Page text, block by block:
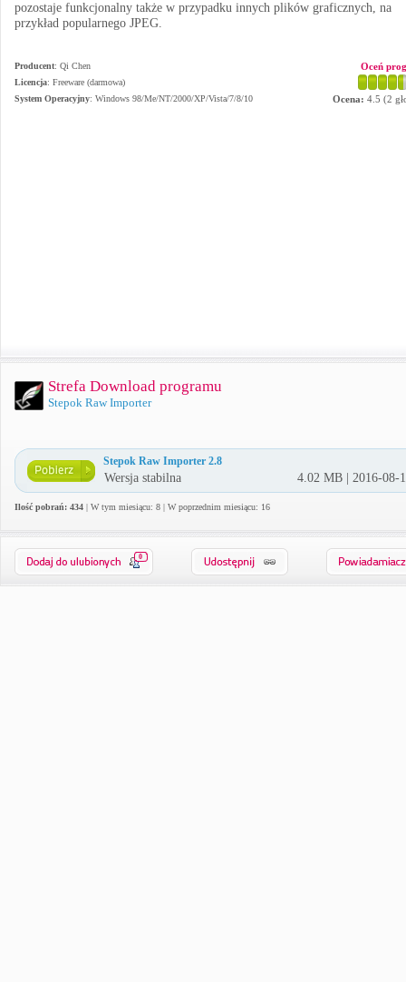
pozostaje funkcjonalny także w przypadku innych plików graficznych, na
przykład popularnego JPEG.
Producent: Qi Chen
Licencja: Freeware (darmowa)
System Operacyjny: Windows 98/Me/NT/2000/XP/Vista/7/8/10
Oceń
Ocena: 4.5 (2
Strefa Download programu
Stepok Raw Importer
Stepok Raw Importer 2.8
Wersja stabilna 4.02 MB | 2016-08-
Ilość pobrań: 434 | W tym miesiącu: 8 | W poprzednim miesiącu: 16
0